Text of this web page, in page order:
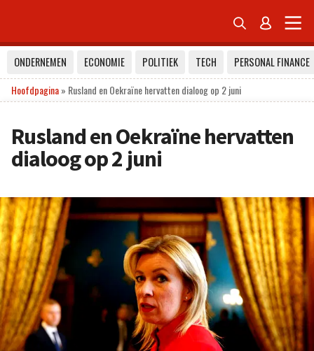
 
ONDERNEMEN ECONOMIE POLITIEK TECH
PERSONAL FINANCE
Hoofdpagina» Rusland en Oekraïne hervatten dialoog op 2 juni
Rusland en Oekraïne hervatten
dialoog op 2 juni